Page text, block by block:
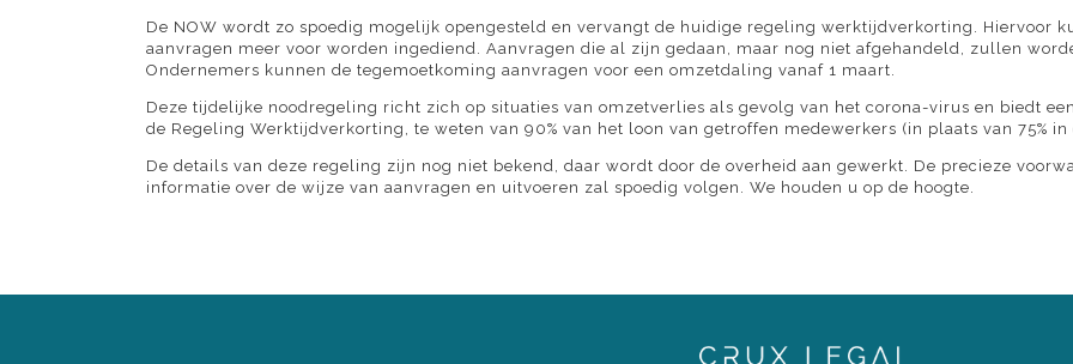
De NOW wordt zo spoedig mogelijk opengesteld en vervangt de huidige regeling werktijdverkorting. Hiervoor
aanvragen meer voor worden ingediend. Aanvragen die al zijn gedaan, maar nog niet afgehandeld, zullen
Ondernemers kunnen de tegemoetkoming aanvragen voor een omzetdaling vanaf 1 maart.
Deze tijdelijke noodregeling richt zich op situaties van omzetverlies als gevolg van het corona-virus en biedt
de Regeling Werktijdverkorting, te weten van 90% van het loon van getroffen medewerkers (in plaats van 75% in
De details van deze regeling zijn nog niet bekend, daar wordt door de overheid aan gewerkt. De precieze
informatie over de wijze van aanvragen en uitvoeren zal spoedig volgen. We houden u op de hoogte.